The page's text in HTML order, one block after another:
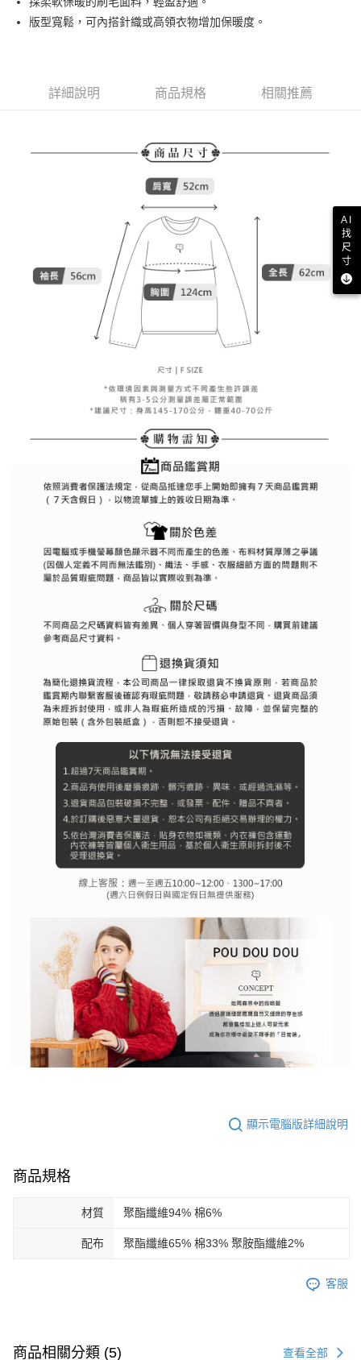
【關於「AFTEE先享後付」】
AFTEE先享後付是「在收到商品之後才付款」的支付方式。 讓您購物簡單
３．安心：先確認商品／服務後，再付款。
結帳頁面，進行簡訊認證並確認金額後，即可完成結帳。
２．訂單成立數日內，您將收到繳費通知簡訊。
３．收到繳費通知簡訊後14天內，點擊此簡訊中的連結，可透過四大超商／
ATM／網路銀行／等多元方式進行付款，方視為交易完成。
※ 請注意：結帳手續完成當下不需立刻繳費，但若您需要取消訂單，請聯絡
購買商品的店家。未經商家同意取消之訂單仍視為有效，需透過AFTEE先享
※ 交易是否成功請以「AFTEE先享後付 」之結帳頁面顯示為準，若有關於
是否繳費成功／繳費後需取消欲退款等相關疑問，請聯繫「AFTEE先享後付
客戶支援中心」https://netprotections.freshdesk.com/support/home
１．透過由恩沛科技股份有限公司提供之「AFTEE先享後付」服務完成之交
易，需依本服務之必要範圍內提供個人資料，並將交易相關給付款項請求債
權轉讓予恩沛科技股份有限公司。
２．關於個人資料處理事宜，請瀏覽以下網址：
３．未成年的使用者請事先徵得法定代理人或監護人之同意方可使用
「AFTEE先享後付」，若未經同意申辦者引起之損失，本公司不負相關責
４．使用「AFTEE先享後付」時，將依據個別帳號之用戶狀況，依本公司即
時審查核予不同之上限額度；若仍有額度不足之情形，本公司將視審查結果
５．嚴禁一人註冊多個帳號或使用他人資訊註冊。若發現惡意使用之情形，
恩沛科技股份有限公司將有權停止該用戶之使用額度並採取法律行動。
ATM付款
全家取貨付款
免運費
版型寬鬆，可內搭針織或高領衣物增加保暖度。
詳細說明 商品規格 相關推薦
顯示電腦版詳細說明
商品規格
材質 聚酯纖維94% 棉6%
配布 聚酯纖維65% 棉33% 聚胺酯纖維2%
客服
商品相關分類 (5) 查看全部
AI
找
尺
寸